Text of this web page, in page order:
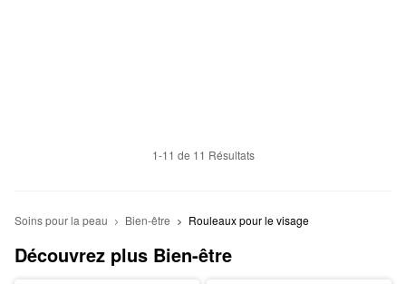
1-11 de 11 Résultats
Soins pour la peau Bien-être Rouleaux pour le visage
Découvrez plus Bien-être